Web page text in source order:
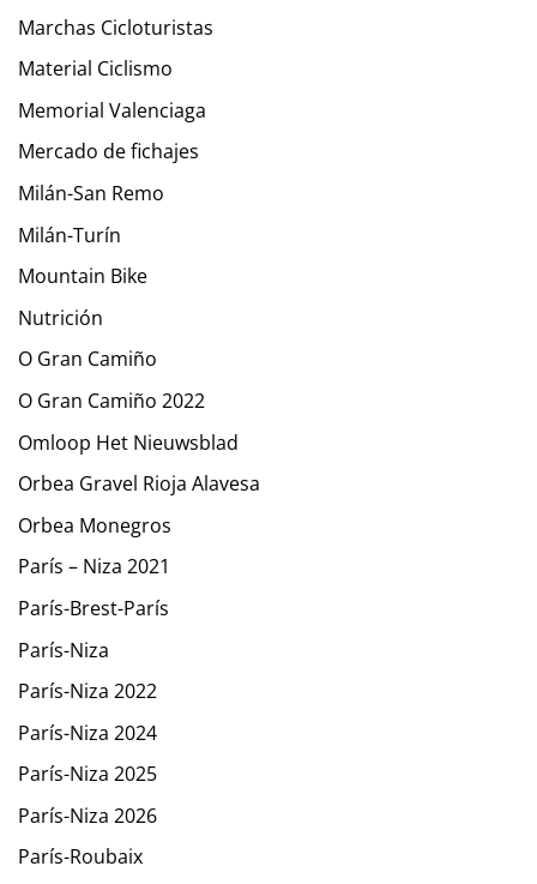
Marchas Cicloturistas
Material Ciclismo
Memorial Valenciaga
Mercado de fichajes
Milán-San Remo
Milán-Turín
Mountain Bike
Nutrición
O Gran Camiño
O Gran Camiño 2022
Omloop Het Nieuwsblad
Orbea Gravel Rioja Alavesa
Orbea Monegros
París – Niza 2021
París-Brest-París
París-Niza
París-Niza 2022
París-Niza 2024
París-Niza 2025
París-Niza 2026
París-Roubaix